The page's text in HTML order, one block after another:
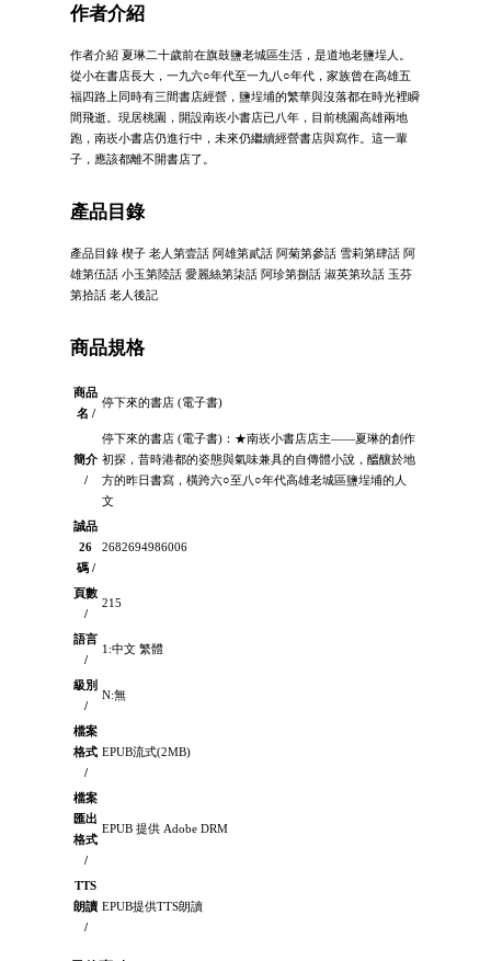
作者介紹
作者介紹 夏琳二十歲前在旗鼓鹽老城區生活，是道地老鹽埕人。
從小在書店長大，一九六○年代至一九八○年代，家族曾在高雄五
福四路上同時有三間書店經營，鹽埕埔的繁華與沒落都在時光裡瞬
間飛逝。現居桃園，開設南崁小書店已八年，目前桃園高雄兩地
跑，南崁小書店仍進行中，未來仍繼續經營書店與寫作。這一輩
子，應該都離不開書店了。
產品目錄
產品目錄 楔子 老人第壹話 阿雄第貳話 阿菊第參話 雪莉第肆話 阿
雄第伍話 小玉第陸話 愛麗絲第柒話 阿珍第捌話 淑英第玖話 玉芬
第拾話 老人後記
商品規格
商品
名 /
停下來的書店 (電子書)
簡介
/
停下來的書店 (電子書)：★南崁小書店店主——夏琳的創作
初探，昔時港都的姿態與氣味兼具的自傳體小說，醞釀於地
方的昨日書寫，橫跨六○至八○年代高雄老城區鹽埕埔的人
文
誠品
26
碼 /
2682694986006
頁數
/
215
語言
/
1:中文 繁體
級別
/
N:無
檔案
格式
/
EPUB流式(2MB)
檔案
匯出
格式
/
EPUB 提供 Adobe DRM
TTS
朗讀
/
EPUB提供TTS朗讀